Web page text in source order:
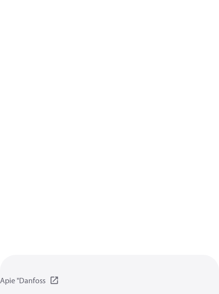
Apie "Danfoss